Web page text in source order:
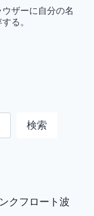
ザーに自分の名
る。
検索
クフロート波